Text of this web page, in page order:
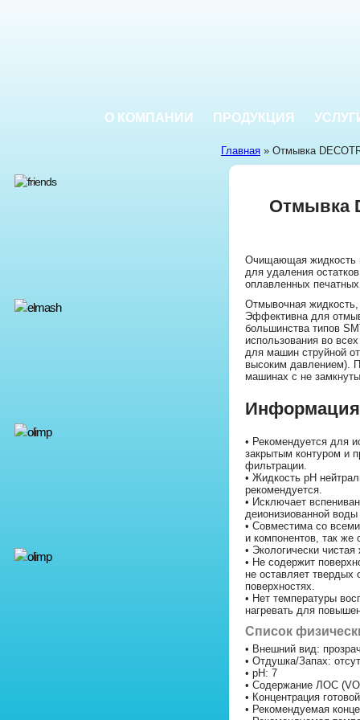
О КОМПАНИИ ПРОДУКЦИЯ
Главная » Отмывка
Отмывка
Очищающая жидкость
для удаления
оплавленных
Отмывочная жидкость,
Эффективна для
большинства типов
использования во
для машин струйной
высоким давлением).
машинах с не
Информация
• Рекомендуется для
закрытым контуром и
фильтрации.
• Жидкость рН
рекомендуется.
• Исключает
деионизиованной
• Совместима со
и компонентов, так
• Экологически
• Не содержит
не оставляет
поверхностях.
• Нет температуры
нагревать для
Список
• Внешний вид:
• Отдушка/Запах:
• pH: 7
• Содержание ЛОС
• Концентрация
• Рекомендуемая